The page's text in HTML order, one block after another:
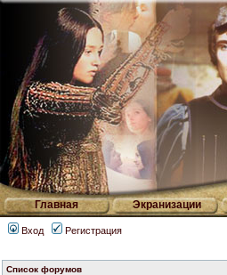
Главная Экранизации
Вход Регистрация
Список форумов